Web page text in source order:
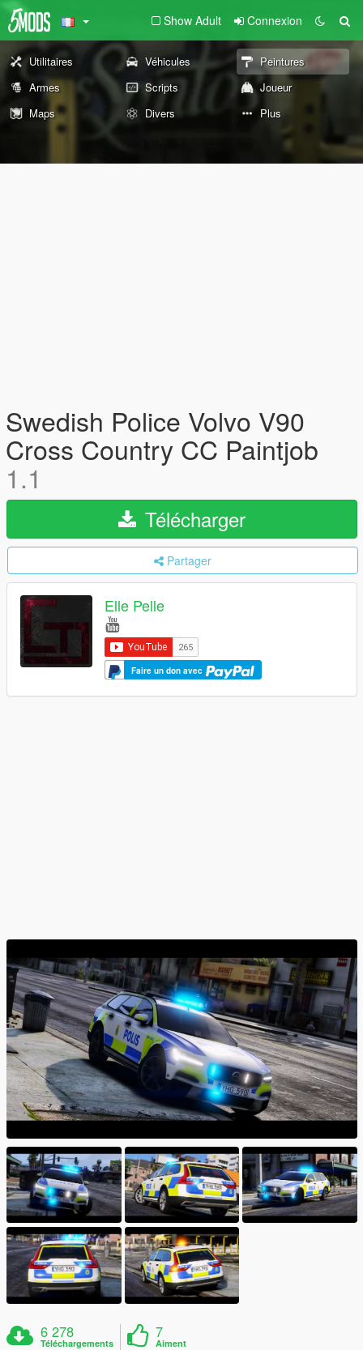
Show Adult Connexion
Utilitaires Véhicules
Peintures
Armes
Scripts
Joueur
Maps
Divers Plus
Swedish Police Volvo V90
Cross Country CC Paintjob
1.1
Télécharger
Partager
Elle Pelle
Faire un don avec
6 278
Téléchargements
7
Aiment